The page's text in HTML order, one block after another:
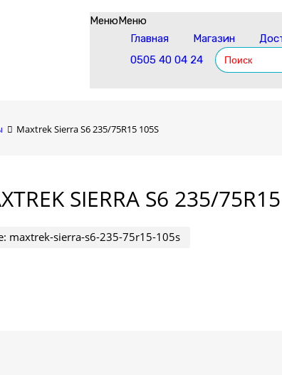
Skip
МенюМеню
Главная
Магазин
0505 40 04 24
Search
for:
Maxtrek Sierra S6 235/75R15 105S
SIERRA S6 235/
maxtrek-sierra-s6-235-75r15-105s